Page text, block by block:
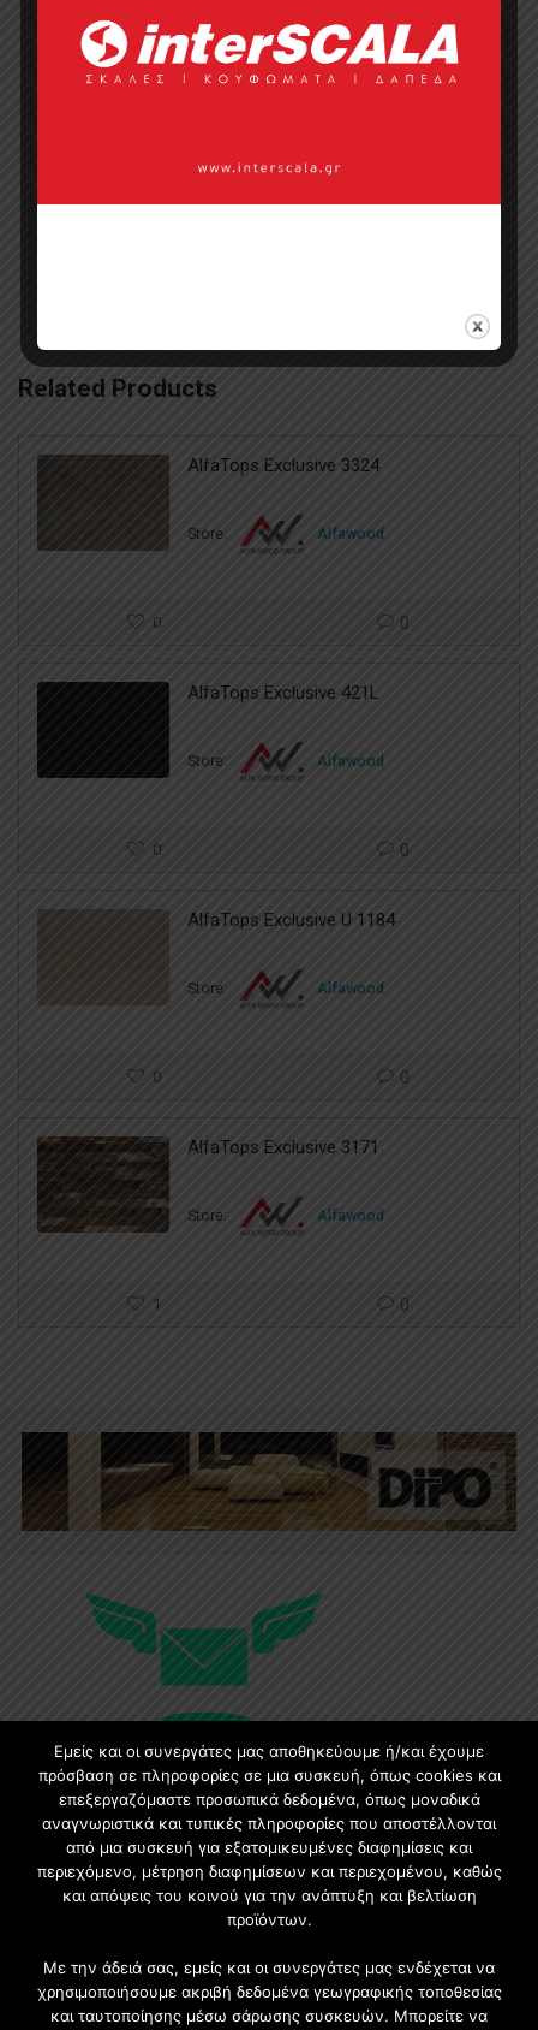
Categories: Έπιπλα Κουζίνας, Κουζίνες
Tags: kalogridis,έπιπλα κουζίνας
γυαλιστερά
έπιπλα κουζίνας κουζίνες
κουζίνες
Related Products
AlfaTops Exclusive 3324
Store: Alfawood
0 0
AlfaTops Exclusive 421L
Store: Alfawood
0 0
AlfaTops Exclusive U 1184
Store: Alfawood
0 0
AlfaTops Exclusive 3171
Store: Alfawood
1 0
Εγγραφή στο Newsletter
Γίνετε μέλος της μεγαλύτερης διαδικτυακής κοινότητας, ειδικά
για αρχιτέκτονες, σχεδιαστές και λάτρεις της κατασκευής και
Εμείς και οι συνεργάτες μας αποθηκεύουμε ή/και έχουμε
πρόσβαση σε πληροφορίες σε μια συσκευή, όπως cookies και
επεξεργαζόμαστε προσωπικά δεδομένα, όπως μοναδικά
αναγνωριστικά και τυπικές πληροφορίες που αποστέλλονται
από μια συσκευή για εξατομικευμένες διαφημίσεις και
περιεχόμενο, μέτρηση διαφημίσεων και περιεχομένου, καθώς
και απόψεις του κοινού για την ανάπτυξη και βελτίωση
προϊόντων.
Με την άδειά σας, εμείς και οι συνεργάτες μας ενδέχεται να
χρησιμοποιήσουμε ακριβή δεδομένα γεωγραφικής τοποθεσίας
και ταυτοποίησης μέσω σάρωσης συσκευών. Μπορείτε να